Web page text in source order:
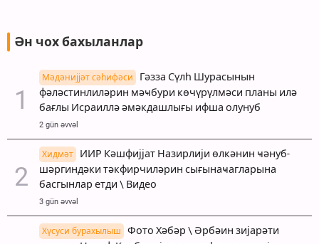
Ән чох бахыланлар
Мәдәнијјәт сәһифәси
Гәзза Сүлһ Шурасынын
фәләстинлиләрин мәҹбури көчүрүлмәси планы илә
бағлы Исраиллә әмәкдашлығы ифша олунуб
2 gün əvvəl
Хидмәт
ИИР Кәшфијјат Назирлији өлкәнин ҹәнуб-
шәргиндәки тәкфирчиләрин сығынаҹагларына
басгынлар етди \ Видео
3 gün əvvəl
Хүсуси бурахылыш
Фото Хәбәр \ Әрбәин зијарәти